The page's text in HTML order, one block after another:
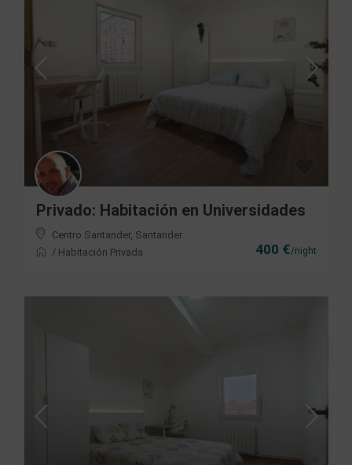
400 €/night
Privado: Habitación en Universidades
Centro Santander, Santander
/ Habitación Privada